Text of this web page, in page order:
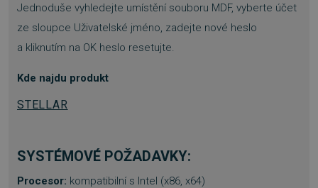
Jednoduše vyhledejte umístění souboru MDF, vyberte účet
ze sloupce Uživatelské jméno, zadejte nové heslo
a kliknutím na OK heslo resetujte.
Kde najdu produkt
STELLAR
SYSTÉMOVÉ POŽADAVKY:
Procesor: kompatibilní s Intel (x86, x64)
_GRECAPTCHA
Google LLC
www.google.com
5 měsíců